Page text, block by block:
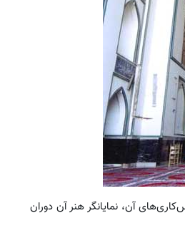
آن، نمایانگر هنر آن دوران